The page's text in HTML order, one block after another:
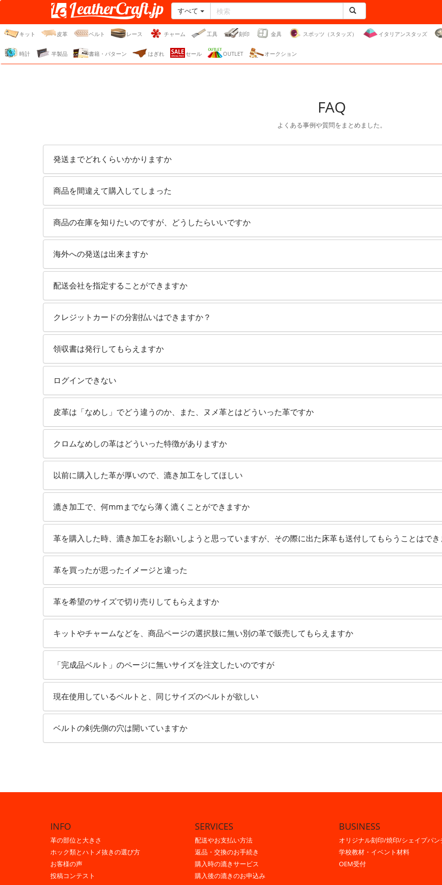
レザークラフト・ドット・
ジェーピー
すべて
キット 皮革 ベルト レース チャーム 工具 刻印 金具 スポッツ（スタッズ） イタリアンスタッズ
時計 半製品 書籍・パターン はぎれ セール OUTLET オークション
FAQ
よくある事例や質問をまとめました。
発送までどれくらいかかりますか
商品を間違えて購入してしまった
商品の在庫を知りたいのですが、どうしたらいいですか
海外への発送は出来ますか
配送会社を指定することができますか
クレジットカードの分割払いはできますか？
領収書は発行してもらえますか
ログインできない
皮革は「なめし」でどう違うのか、また、ヌメ革とはどういった革ですか
クロムなめしの革はどういった特徴がありますか
以前に購入した革が厚いので、漉き加工をしてほしい
漉き加工で、何mmまでなら薄く漉くことができますか
革を購入した時、漉き加工をお願いしようと思っていますが、その際に出た床革も送付してもらうことはで
革を買ったが思ったイメージと違った
革を希望のサイズで切り売りしてもらえますか
キットやチャームなどを、商品ページの選択肢に無い別の革で販売してもらえますか
「完成品ベルト」のページに無いサイズを注文したいのですが
現在使用しているベルトと、同じサイズのベルトが欲しい
ベルトの剣先側の穴は開いていますか
INFO
革の部位と大きさ
ホック類とハトメ抜きの選び方
お客様の声
投稿コンテスト
SERVICES
配送やお支払い方法
返品・交換のお手続き
購入時の漉きサービス
購入後の漉きのお申込み
BUSINESS
オリジナル刻印/焼印/シェイプパン
学校教材・イベント材料
OEM受付